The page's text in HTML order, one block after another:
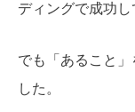
ディングで成功し
でも「あること
した。